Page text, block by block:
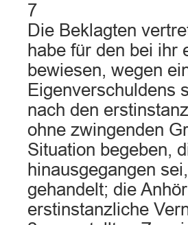
7
Die Beklagten
habe für den bei ihr
bewiesen, wegen
Eigenverschuldens
nach den
ohne zwingenden
Situation begeben,
hinausgegangen
gehandelt; die
erstinstanzliche